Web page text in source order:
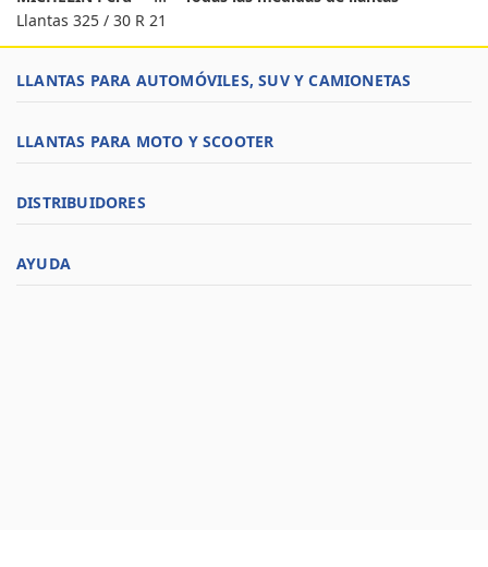
Llantas 325 / 30 R 21
LLANTAS PARA AUTOMÓVILES, SUV Y CAMIONETAS
LLANTAS PARA MOTO Y SCOOTER
DISTRIBUIDORES
AYUDA